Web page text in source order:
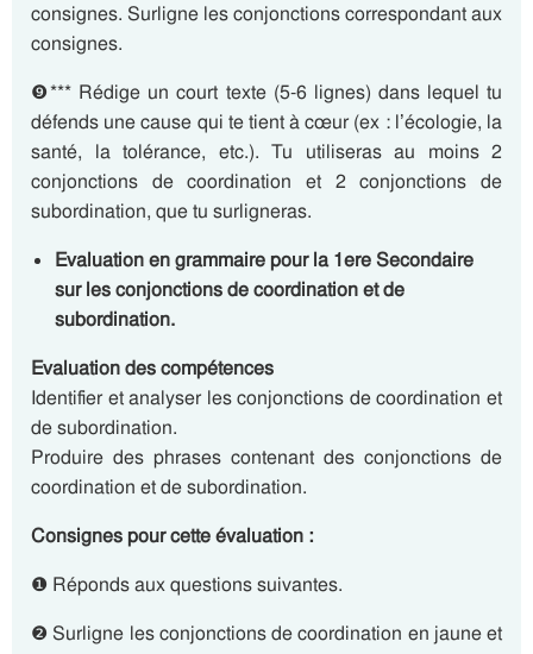
consignes. Surligne les conjonctions correspondant aux
consignes.
❾*** Rédige un court texte (5-6 lignes) dans lequel tu
défends une cause qui te tient à cœur (ex : l’écologie, la
santé, la tolérance, etc.). Tu utiliseras au moins 2
conjonctions de coordination et 2 conjonctions de
subordination, que tu surligneras.
Evaluation en grammaire pour la 1ere Secondaire
sur les conjonctions de coordination et de
subordination.
Evaluation des compétences
Identifier et analyser les conjonctions de coordination et
de subordination.
Produire des phrases contenant des conjonctions de
coordination et de subordination.
Consignes pour cette évaluation :
❶ Réponds aux questions suivantes.
❷ Surligne les conjonctions de coordination en jaune et